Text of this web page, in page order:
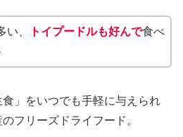
い、 トイプードルも好んで食べ
」をいつでも手軽に与えられ
フリーズドライフード。